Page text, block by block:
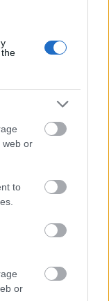
web or
to
or
ciało,
UTC
aktywność
kondycję
z naturą, co
i dobrego
pokazują, że
nastrój i
Czytaj
z ciałem,